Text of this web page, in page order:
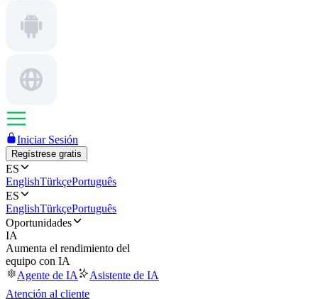
Iniciar Sesión
Regístrese gratis
ES
EnglishTürkçePortuguês
ES
EnglishTürkçePortuguês
Oportunidades
IA
Aumenta el rendimiento del
equipo con IA
Agente de IA
Asistente de IA
Atención al cliente